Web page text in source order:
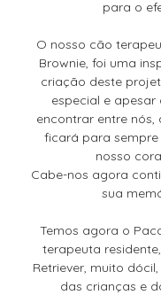
para o
O nosso cão
Brownie, foi uma
criação deste
especial e apesar
encontrar entre nós,
ficará para
nosso
Cabe-nos agora
sua
Temos agora o
terapeuta
Retriever, muito
das crianças e